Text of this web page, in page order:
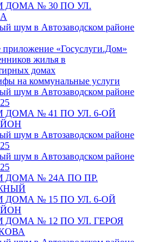
ДОМА № 30 ПО УЛ.
шум в Автозаводском районе
«Госуслуги.Дом»
жилья в
домах
на коммунальные услуги
шум в Автозаводском районе
№ 41 ПО УЛ. 6-ОЙ
шум в Автозаводском районе
шум в Автозаводском районе
ДОМА № 24А ПО ПР.
№ 15 ПО УЛ. 6-ОЙ
№ 12 ПО УЛ. ГЕРОЯ